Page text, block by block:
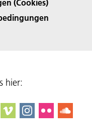
(Cookies)
hier: